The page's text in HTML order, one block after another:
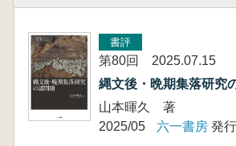
書評
第80回 2025.07.15
縄文後・晩期集落研究
山本暉久 著
2025/05
六一書房 発行